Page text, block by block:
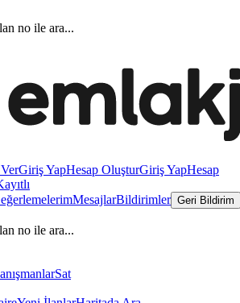
no ile ara...
Giriş YapHesap OluşturGiriş YapHesap
MesajlarBildirimler Geri Bildirim
no ile ara...
Sat